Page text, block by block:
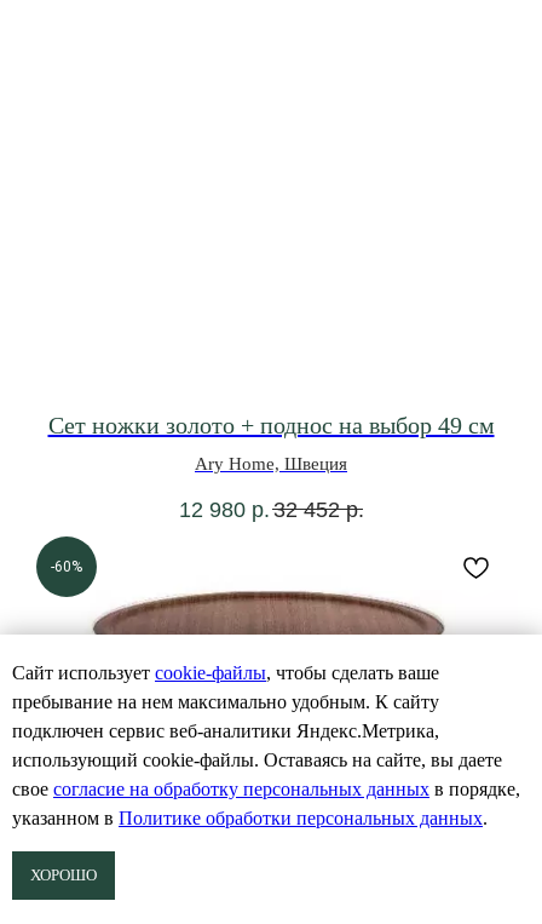
Сет ножки золото + поднос на выбор 49 см
Ary Home, Швеция
12 980 р.32 452 р.
-60%
Сайт использует cookie-файлы, чтобы сделать ваше
пребывание на нем максимально удобным. К cайту
подключен сервис веб-аналитики Яндекс.Метрика,
использующий cookie-файлы. Оставаясь на сайте, вы даете
свое согласие на обработку персональных данных в порядке,
указанном в Политике обработки персональных данных.
ХОРОШО